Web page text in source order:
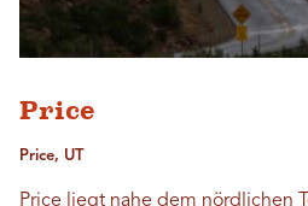
Price
Price, UT
Price liegt nahe dem nördlichen